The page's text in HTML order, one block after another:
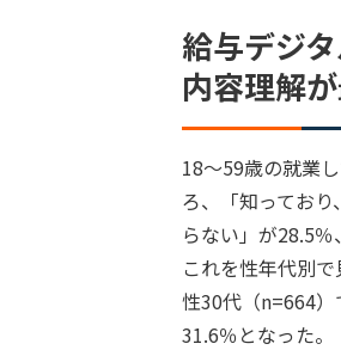
給与デジ
内容理解
18～59歳の就業
ろ、「知ってお
らない」が28.5％
これを性年代別
性30代（n=664
31.6％となった。